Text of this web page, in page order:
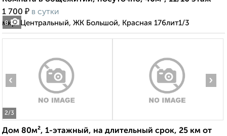
8
1 700 ₽ в сутки
мкр. Центральный, ЖК Большой, Красная 176лит1/3
2/3
‹ ›
Дом 80м², 1-этажный, на длительный срок, 25 км от